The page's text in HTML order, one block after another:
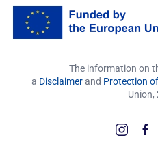
The information on
a Disclaimerand Protection
Union,